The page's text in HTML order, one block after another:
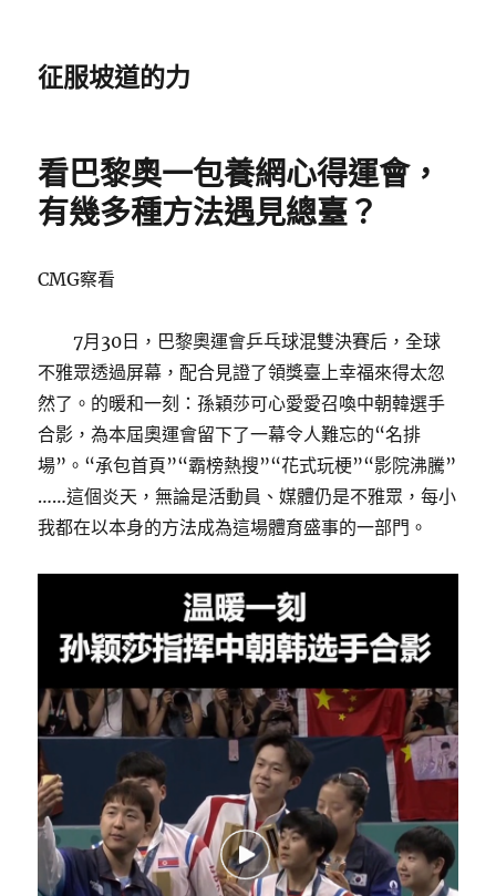
征服坡道的力
看巴黎奧一包養網心得運會，
有幾多種方法遇見總臺？
CMG察看
7月30日，巴黎奧運會乒乓球混雙決賽后，全球
不雅眾透過屏幕，配合見證了領獎臺上幸福來得太忽
然了。的暖和一刻：孫穎莎可心愛愛召喚中朝韓選手
合影，為本屆奧運會留下了一幕令人難忘的“名排
場”。“承包首頁”“霸榜熱搜”“花式玩梗”“影院沸騰”
……這個炎天，無論是活動員、媒體仍是不雅眾，每小
我都在以本身的方法成為這場體育盛事的一部門。